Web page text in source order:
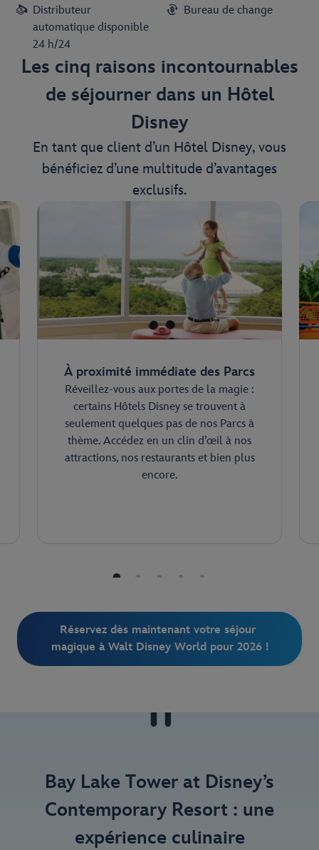
Distributeur
automatique disponible
24 h/24
Bureau de change
Les cinq raisons incontournables
de séjourner dans un Hôtel
Disney
En tant que client d’un Hôtel Disney, vous
bénéficiez d’une multitude d’avantages
exclusifs.
À proximité immédiate des Parcs
Réveillez-vous aux portes de la magie :
certains Hôtels Disney se trouvent à
seulement quelques pas de nos Parcs à
thème. Accédez en un clin d’œil à nos
attractions, nos restaurants et bien plus
encore.
Réservez dès maintenant votre séjour
magique à Walt Disney World pour 2026 !
Bay Lake Tower at Disney’s
Contemporary Resort : une
expérience culinaire